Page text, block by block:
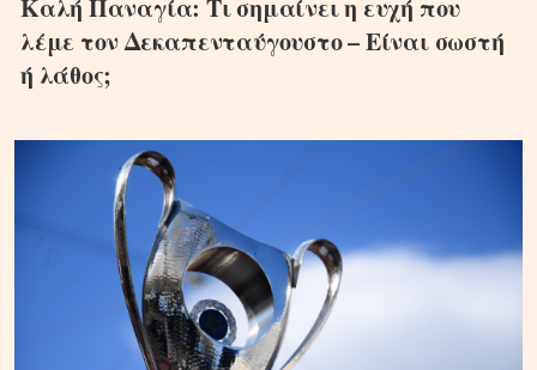
Καλή Παναγία: Τι σημαίνει η ευχή που
λέμε τον Δεκαπενταύγουστο – Είναι σωστή
ή λάθος;